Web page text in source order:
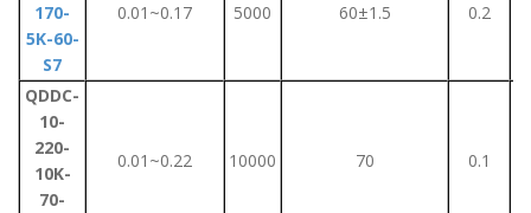
170-
5K-60-
S7
0.01~0.17 5000 60±1.5 0.2
QDDC-
10-
220-
10K-
70-
0.01~0.22 10000 70 0.1